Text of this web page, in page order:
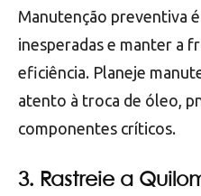
Manutenção preventiva
inesperadas e manter a
eficiência. Planeje
atento à troca de óleo,
componentes críticos.
3. Rastreie a